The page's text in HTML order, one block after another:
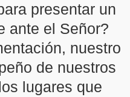
presentar un
ante el Señor?
nuestro
de nuestros
lugares que